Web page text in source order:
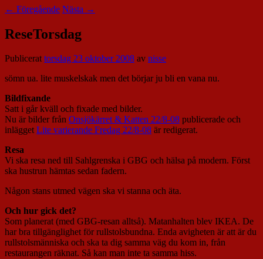
← Föregående Nästa →
ReseTorsdag
Publicerattorsdag 23 oktober 2008 av nisse
sömn ua. lite muskelskak men det börjar ju bli en vana nu.
Bildfixande
Satt i går kväll och fixade med bilder.
Nu är bilder från Onsjökärret & Katten 22/8-08 publicerade och
inläggetLite varierande Fredag 22/8-08 är redigerat.
Resa
Vi ska resa ned till Sahlgrenska i GBG och hälsa på modern. Först
ska hustrun hämtas sedan fadern.
Någon stans utmed vägen ska vi stanna och äta.
Och hur gick det?
Som planerat (med GBG-resan alltså). Matanhalten blev IKEA. De
har bra tillgänglighet för rullstolsbundna. Enda avigheten är att är du
rullstolsmänniska och ska ta dig samma väg du kom in, från
restaurangen räknat. Så kan man inte ta samma hiss.